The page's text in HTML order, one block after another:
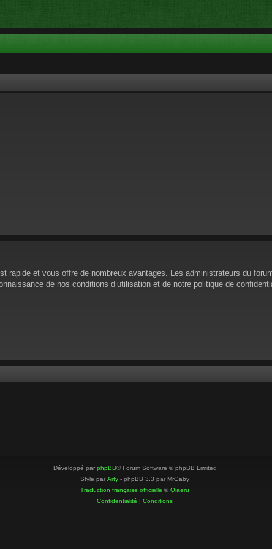
rapide et vous offre de nombreux avantages. Les administrateurs du
de nos conditions d’utilisation et de notre politique de
Développé par phpBB® Forum Software © phpBB Limited
Style par Arty - phpBB 3.3 par MrGaby
Traduction française officielle ©Qiaeru
Confidentialité | Conditions